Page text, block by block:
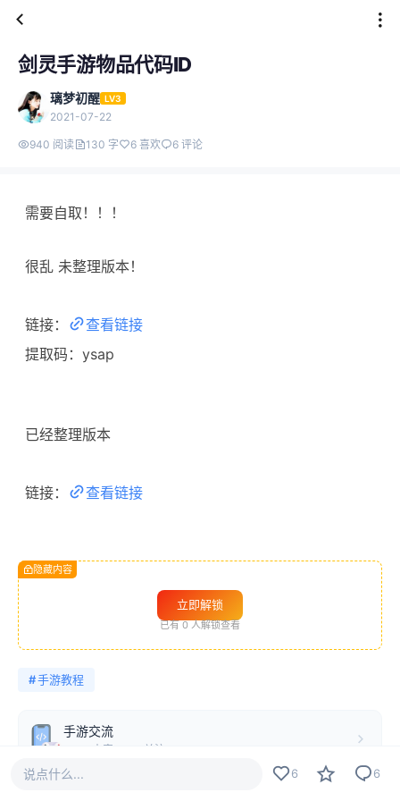
剑灵手游物品代码ID
璃梦初醒 LV3
2021-07-22
940 阅读 130 字 6 喜欢 6 评论
需要自取！！！
很乱 未整理版本！
链接：
查看链接
提取码：ysap
已经整理版本
链接： 查看链接
隐藏内容
立即解锁
已有 0 人解锁查看
#手游教程
手游交流
4776 内容 · 663 关注
说点什么... 6 6